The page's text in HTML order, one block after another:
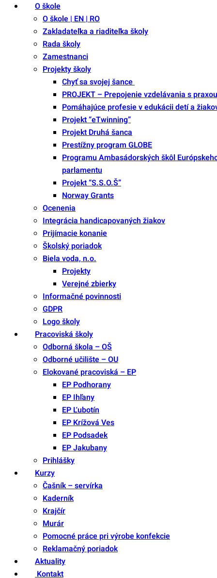
O škole
O škole | EN | RO
Zakladateľka a riaditeľka školy
Rada školy
Zamestnanci
Projekty školy
Chyť sa svojej šance
PROJEKT – Prepojenie vzdelávania s praxou
Pomáhajúce profesie v edukácii detí a
Projekt “eTwinning”
Projekt Druhá šanca
Prestížny program GLOBE
Programu Ambasádorských škôl
parlamentu
Projekt “S.S.O.Š”
Norway Grants
Ocenenia
Integrácia handicapovaných žiakov
Prijímacie konanie
Školský poriadok
Biela voda, n.o.
Projekty
Verejné zbierky
Informačné povinnosti
GDPR
Logo školy
Pracoviská školy
Odborná škola – OŠ
Odborné učilište – OU
Elokované pracoviská – EP
EP Podhorany
EP Ihľany
EP Ľubotín
EP Krížová Ves
EP Podsadek
EP Jakubany
Prihlášky
Kurzy
Čašník – servírka
Kaderník
Krajčír
Murár
Pomocné práce pri výrobe konfekcie
Reklamačný poriadok
Aktuality
Kontakt